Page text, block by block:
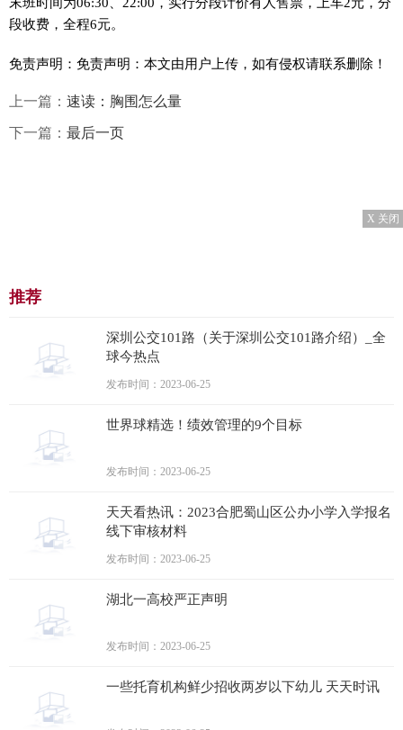
段收费，全程6元。
免责声明：免责声明：本文由用户上传，如有侵权请联系删除！
上一篇： 速读：胸围怎么量
下一篇： 最后一页
X 关闭
推荐
深圳公交101路（关于深圳公交101路介绍）_全
球今热点
发布时间：2023-06-25
世界球精选！绩效管理的9个目标
发布时间：2023-06-25
天天看热讯：2023合肥蜀山区公办小学入学报名
线下审核材料
发布时间：2023-06-25
湖北一高校严正声明
发布时间：2023-06-25
一些托育机构鲜少招收两岁以下幼儿 天天时讯